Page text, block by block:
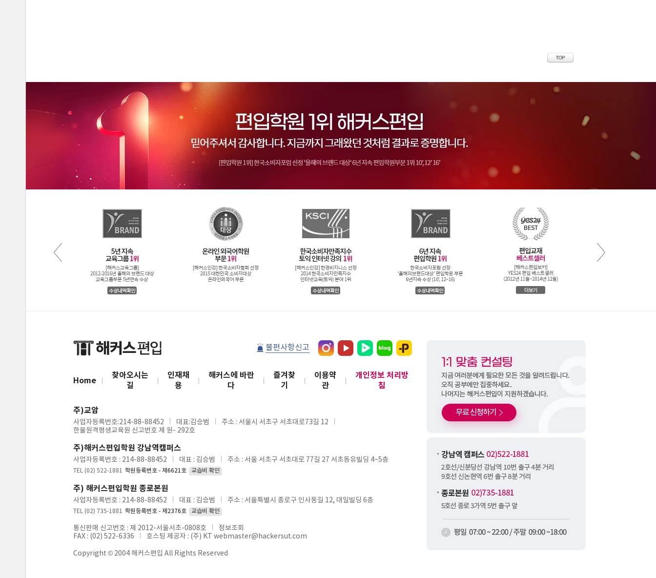
불편사항신고
Home
찾아오시는
길
인재채
용
해커스에 바란
다
즐겨찾
기
이용약
관
개인정보 처리방
침
주)교암
사업자등록번호:214-88-88452 대표:김승범
주소 : 서울시 서초구 서초대로73길 12
한울원격평생교육원 신고번호 제 원- 292호
주)해커스편입학원 강남역캠퍼스
사업자등록번호 : 214-88-88452 대표 : 김승범 주소 : 서울 서초구 서초대로 77길 27 서초동유빌딩 4~5층
TEL (02) 522-1881 학원등록번호 - 제6621호 교습비 확인
주) 해커스편입학원 종로본원
사업자등록번호 : 214-88-88452 대표 : 김승범 주소 : 서울특별시 종로구 인사동길 12, 대일빌딩 6층
TEL (02) 735-1881 학원등록번호 - 제2376호 교습비 확인
통신판매 신고번호 : 제 2012-서울서초-0808호
정보조회
FAX : (02) 522-6336
호스팅 제공자 : (주) KT webmaster@hackersut.com
Copyright © 2004 해커스편입 All Rights Reserved